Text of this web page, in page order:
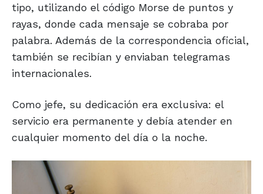
tipo, utilizando el código Morse de puntos y
rayas, donde cada mensaje se cobraba por
palabra. Además de la correspondencia oficial,
también se recibían y enviaban telegramas
internacionales.
Como jefe, su dedicación era exclusiva: el
servicio era permanente y debía atender en
cualquier momento del día o la noche.